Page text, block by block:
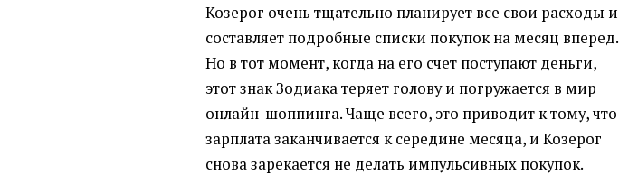
Козерог очень тщательно планирует все свои расходы и
составляет подробные списки покупок на месяц вперед.
Но в тот момент, когда на его счет поступают деньги,
этот знак Зодиака теряет голову и погружается в мир
онлайн-шоппинга. Чаще всего, это приводит к тому, что
зарплата заканчивается к середине месяца, и Козерог
снова зарекается не делать импульсивных покупок.